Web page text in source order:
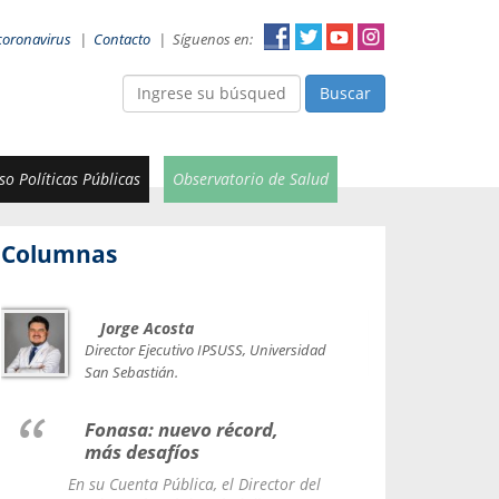
| Contacto | Síguenos en:
Buscar
Políticas Públicas Observatorio de Salud
Columnas
Jorge Acosta
Director Ejecutivo IPSUSS, Universidad
San Sebastián.
Fonasa: nuevo récord,
más desafíos
En su Cuenta Pública, el Director del